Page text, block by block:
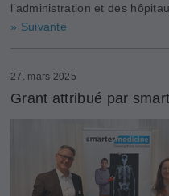
l’administration et des
» Suivante
27. mars 2025
Grant attribué par